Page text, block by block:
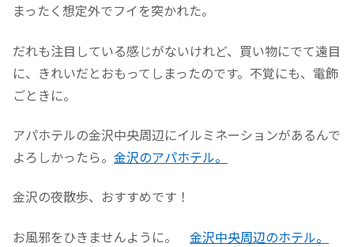
まったく想定外でフイを突かれた。
だれも注目している感じがないけれど、買い物にでて遠目
に、きれいだとおもってしまったのです。不覚にも、電飾
ごときに。
アパホテルの金沢中央周辺にイルミネーションがあるんで
よろしかったら。 金沢のアパホテル。
金沢の夜散歩、おすすめです！
お風邪をひきませんように。 金沢中央周辺のホテル。